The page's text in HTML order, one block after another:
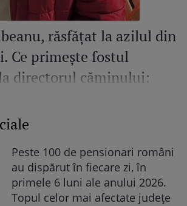
răsfățat la azilul din
Ce primește fostul
directorul căminului:
Peste 100 de pensionari români
au dispărut în fiecare zi, în
primele 6 luni ale anului 2026.
Topul celor mai afectate județe